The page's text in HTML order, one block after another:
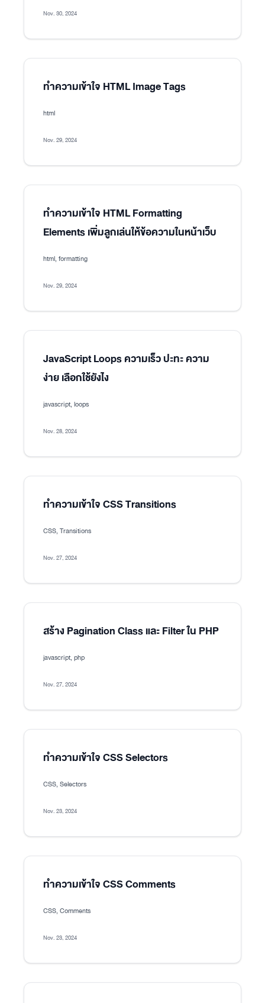
Nov. 30, 2024
ทำความเข้าใจ HTML Image Tags
html
Nov. 29, 2024
ทำความเข้าใจ HTML Formatting
Elements เพิ่มลูกเล่นให้ข้อความในหน้าเว็บ
html, formatting
Nov. 29, 2024
JavaScript Loops ความเร็ว ปะทะ ความ
ง่าย เลือกใช้ยังไง
javascript, loops
Nov. 28, 2024
ทำความเข้าใจ CSS Transitions
CSS, Transitions
Nov. 27, 2024
สร้าง Pagination Class และ Filter ใน PHP
javascript, php
Nov. 27, 2024
ทำความเข้าใจ CSS Selectors
CSS, Selectors
Nov. 23, 2024
ทำความเข้าใจ CSS Comments
CSS, Comments
Nov. 23, 2024